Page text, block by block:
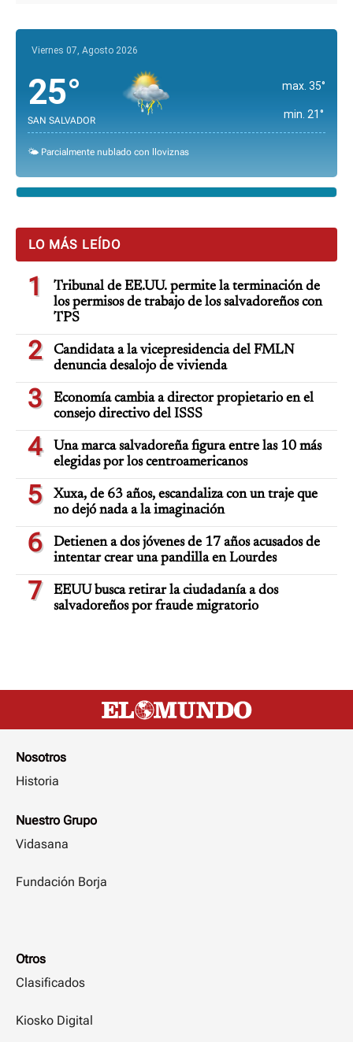
Viernes 07, Agosto 2026
25°
SAN SALVADOR
max. 35°
min. 21°
🌤️ Parcialmente nublado con lloviznas
LO MÁS LEÍDO
1
Tribunal de EE.UU. permite la terminación de
los permisos de trabajo de los salvadoreños con
TPS
2
Candidata a la vicepresidencia del FMLN
denuncia desalojo de vivienda
3
Economía cambia a director propietario en el
consejo directivo del ISSS
4
Una marca salvadoreña figura entre las 10 más
elegidas por los centroamericanos
5
Xuxa, de 63 años, escandaliza con un traje que
no dejó nada a la imaginación
6
Detienen a dos jóvenes de 17 años acusados de
intentar crear una pandilla en Lourdes
7
EEUU busca retirar la ciudadanía a dos
salvadoreños por fraude migratorio
Nosotros
Historia
Nuestro Grupo
Vidasana
Fundación Borja
Otros
Clasificados
Kiosko Digital